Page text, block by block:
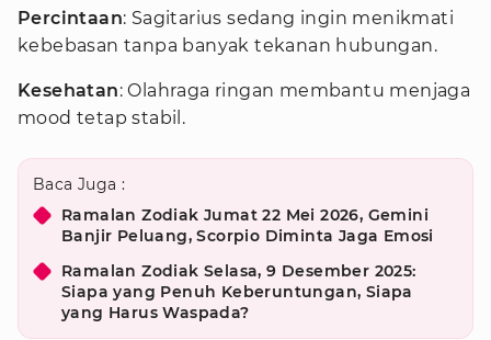
Percintaan: Sagitarius sedang ingin menikmati
kebebasan tanpa banyak tekanan hubungan.
Kesehatan: Olahraga ringan membantu menjaga
mood tetap stabil.
Baca Juga :
Ramalan Zodiak Jumat 22 Mei 2026, Gemini
Banjir Peluang, Scorpio Diminta Jaga Emosi
Ramalan Zodiak Selasa, 9 Desember 2025:
Siapa yang Penuh Keberuntungan, Siapa
yang Harus Waspada?